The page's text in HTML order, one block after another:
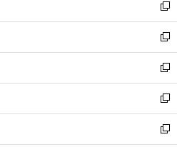
く
で
開
く
ド
ウ
で
開
く
ィ
ン
ド
ウ
で
開
く
い
ウ
ィ
ン
ド
ウ
で
開
く
新
し
い
ウ
ィ
ン
ド
ウ
で
開
新
し
い
ウ
ィ
ン
ド
ウ
新
し
い
ウ
ィ
ン
新
し
い
ウ
新
し